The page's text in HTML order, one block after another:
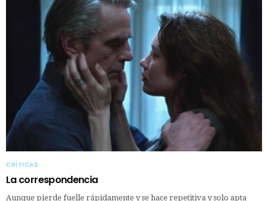
CRÍTICAS
La correspondencia
Aunque pierde fuelle rápidamente y se hace repetitiva y solo apta